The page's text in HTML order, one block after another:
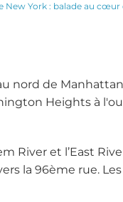
New York : balade au cœur
nord de
Heights à
River et l’East
la 96ème rue.